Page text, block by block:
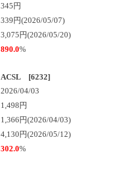
345円
339円(2026/05/07)
3,075円(2026/05/20)
890.0%
ACSL [6232]
2026/04/03
1,498円
1,366円(2026/04/03)
4,130円(2026/05/12)
302.0%